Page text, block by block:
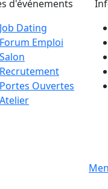
d'événements
Job Dating
Forum Emploi
Salon
Recrutement
Portes Ouvertes
Atelier